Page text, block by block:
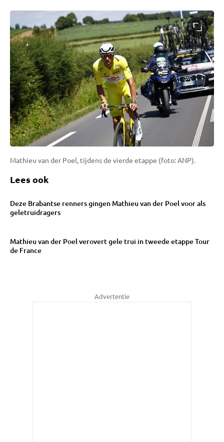
Mathieu van der Poel, tijdens de vierde etappe (foto: ANP).
Lees ook
Deze Brabantse renners gingen Mathieu van der Poel voor als
geletruidragers
Mathieu van der Poel verovert gele trui in tweede etappe Tour
de France
Advertentie